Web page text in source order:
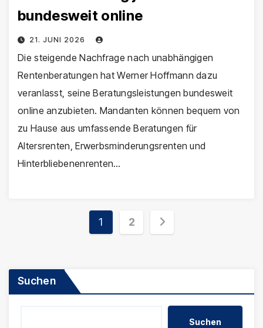
bundesweit online
21. JUNI 2026
Die steigende Nachfrage nach unabhängigen
Rentenberatungen hat Werner Hoffmann dazu
veranlasst, seine Beratungsleistungen bundesweit
online anzubieten. Mandanten können bequem von
zu Hause aus umfassende Beratungen für
Altersrenten, Erwerbsminderungsrenten und
Hinterbliebenenrenten…
1 2
Suchen
Suchen